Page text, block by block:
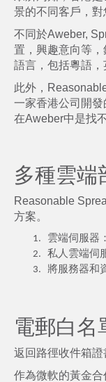
景的不同客戶，對
不同於Aweber,
置，興趣意向等
語言，包括粵語，
此外，
一家香港公司開
在Aweber中是找
多種雲端
Reasonable
方案。
雲端伺服器
私人雲端伺
將服務器和
電郵白名
返回路徑收件箱證
作為微軟的黃金合